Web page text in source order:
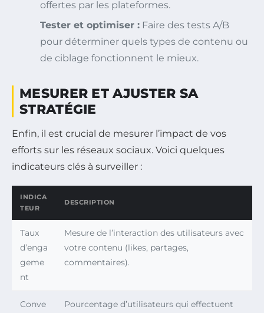
offertes par les plateformes.
Tester et optimiser : Faire des tests A/B
pour déterminer quels types de contenu ou
de ciblage fonctionnent le mieux.
MESURER ET AJUSTER SA
STRATÉGIE
Enfin, il est crucial de mesurer l’impact de vos
efforts sur les réseaux sociaux. Voici quelques
indicateurs clés à surveiller :
INDICA
TEUR
DESCRIPTION
Taux
d’enga
geme
nt
Mesure de l’interaction des utilisateurs avec
votre contenu (likes, partages,
commentaires).
Conve
Pourcentage d’utilisateurs qui effectuent